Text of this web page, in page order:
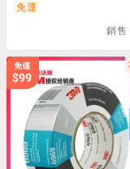
免運
銷售